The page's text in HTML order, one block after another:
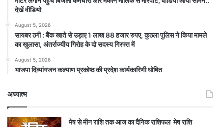
देखें वीडियो
August 5, 2026
सायबर ठगी : बैंक खाते से उड़ाए 1 लाख 88 हजार रुपए, कुठला पुलिस ने किया मामले
का खुलासा, अंतर्राज्यीय गिरोह के दो सदस्य गिरफ्त में
August 5, 2026
भाजपा दिव्यांगजन कल्याण प्रकोष्ठ की प्रदेश कार्यकारिणी घोषित
अध्यात्म
मेष से मीन राशि तक आज का दैनिक राशिफल मेष राशि